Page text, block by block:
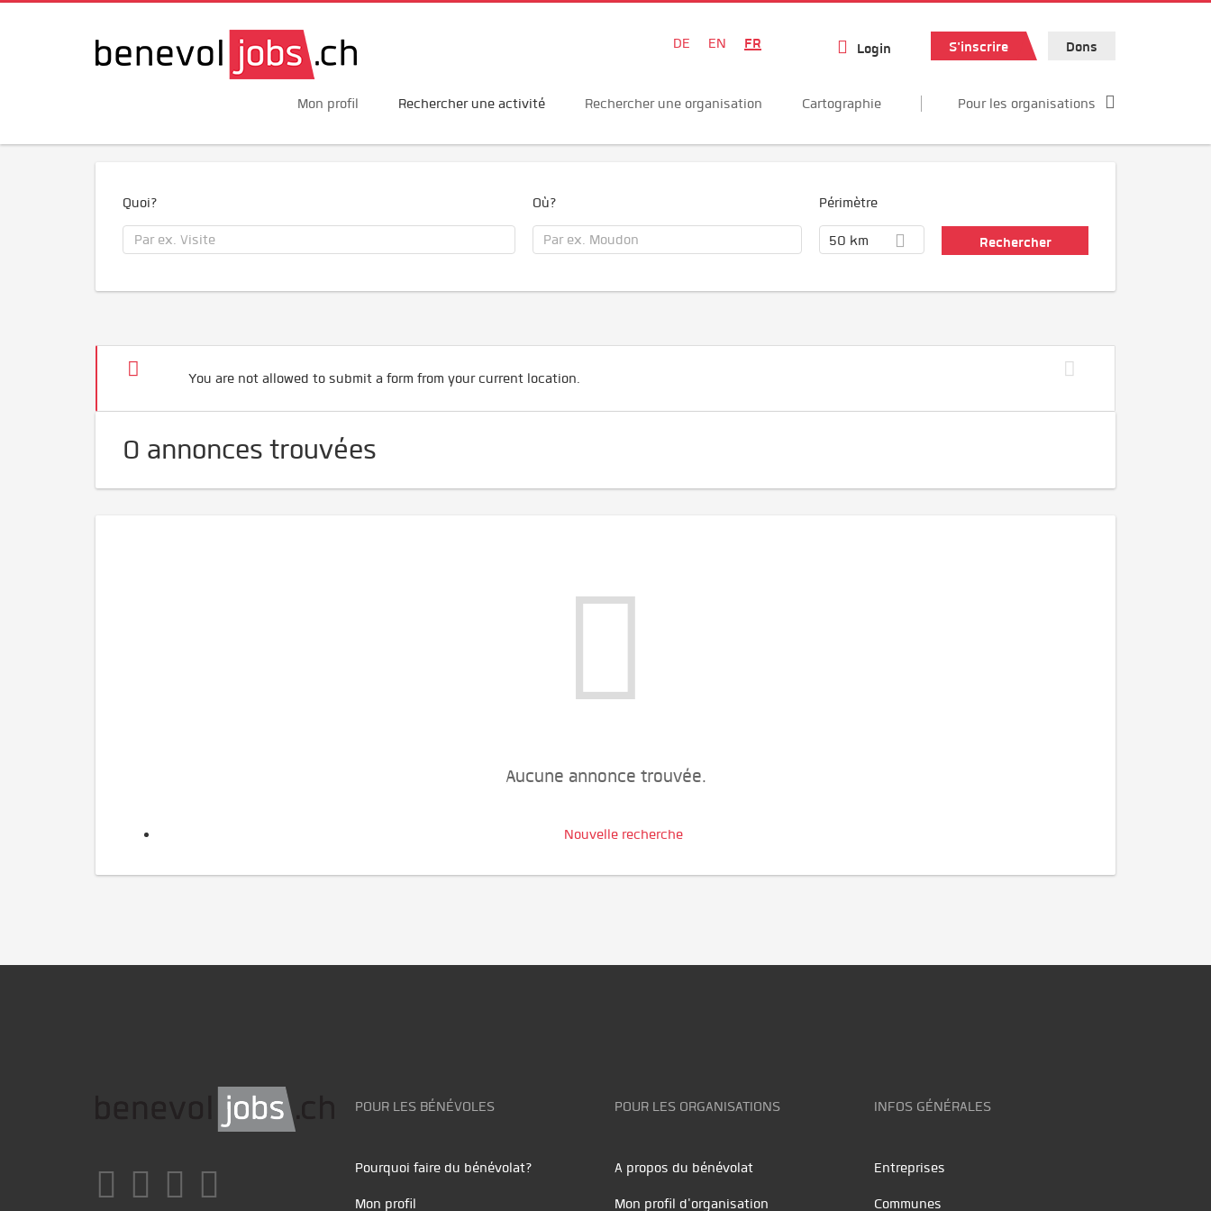
DE EN FR Login S'inscrire Dons
Mon profil Rechercher une activité Rechercher une organisation Cartographie Pour les organisations
Quoi? Où? Périmètre
50 km
You are not allowed to submit a form from your current location.
0 annonces trouvées
Aucune annonce trouvée.
Nouvelle recherche
POUR LES BÉNÉVOLES
Pourquoi faire du bénévolat?
Mon profil
POUR LES ORGANISATIONS
A propos du bénévolat
Mon profil d'organisation
INFOS GÉNÉRALES
Entreprises
Communes